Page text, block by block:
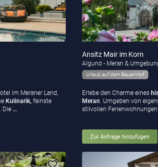
im Meraner Land,
Kulinarik, feinste
Die …
Ansitz Mair im Korn
Algund - Meran &
Urlaub auf dem Bauernhof
Erlebe den Charme eines
Meran. Umgeben von
stilvollen
Zur Anfrage hinzufügen